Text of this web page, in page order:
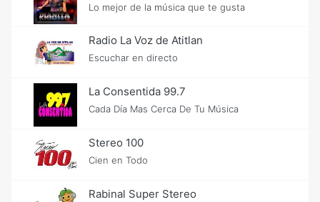
Lo mejor de la música que te gusta
Radio La Voz de Atitlan
Escuchar en directo
La Consentida 99.7
Cada Día Mas Cerca De Tu Música
Stereo 100
Cien en Todo
Rabinal Super Stereo